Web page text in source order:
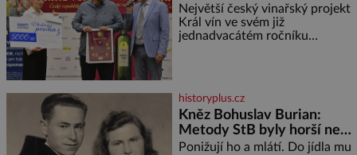
Největší český vinařský projekt
Král vín ve svém již
jednadvacátém ročníku
historyplus.cz
Kněz Bohuslav Burian:
Metody StB byly horší než
gestapácké trýznění
Ponižují ho a mlátí. Do jídla mu